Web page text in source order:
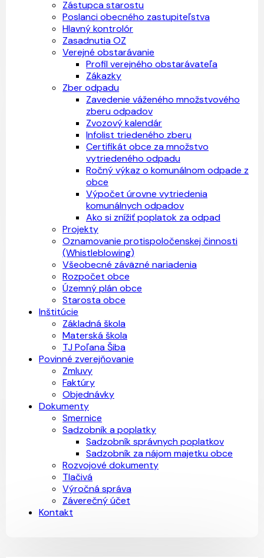
Zástupca starostu
Poslanci obecného zastupiteľstva
Hlavný kontrolór
Zasadnutia OZ
Verejné obstarávanie
Profil verejného obstarávateľa
Zákazky
Zber odpadu
Zavedenie váženého množstvového
zberu odpadov
Zvozový kalendár
Infolist triedeného zberu
Certifikát obce za množstvo
vytriedeného odpadu
Ročný výkaz o komunálnom odpade z
obce
Výpočet úrovne vytriedenia
komunálnych odpadov
Ako si znížiť poplatok za odpad
Projekty
Oznamovanie protispoločenskej činnosti
(Whistleblowing)
Všeobecné záväzné nariadenia
Rozpočet obce
Územný plán obce
Starosta obce
Inštitúcie
Základná škola
Materská škola
TJ Poľana Šiba
Povinné zverejňovanie
Zmluvy
Faktúry
Objednávky
Dokumenty
Smernice
Sadzobník a poplatky
Sadzobník správnych poplatkov
Sadzobník za nájom majetku obce
Rozvojové dokumenty
Tlačivá
Výročná správa
Záverečný účet
Kontakt